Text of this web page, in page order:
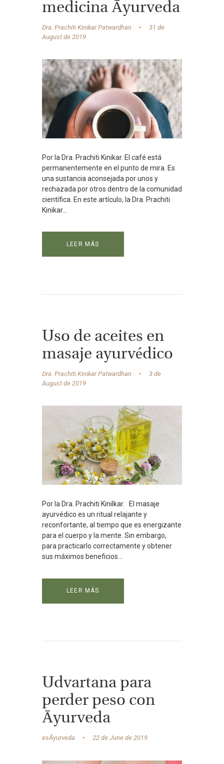
medicina Āyurveda
Dra. Prachiti Kinikar Patwardhan
31 de
August de 2019
Por la Dra. Prachiti Kinikar. El café está
permanentemente en el punto de mira. Es
una sustancia aconsejada por unos y
rechazada por otros dentro de la comunidad
científica. En este artículo, la Dra. Prachiti
Kinikar...
LEER MÁS
Uso de aceites en
masaje ayurvédico
Dra. Prachiti Kinikar Patwardhan
3 de
August de 2019
Por la Dra. Prachiti Kinilkar. El masaje
ayurvédico es un ritual relajante y
reconfortante, al tiempo que es energizante
para el cuerpo y la mente. Sin embargo,
para practicarlo correctamente y obtener
sus máximos beneficios...
LEER MÁS
Udvartana para
perder peso con
Ᾱyurveda
esĀyurveda 22 de June de 2019